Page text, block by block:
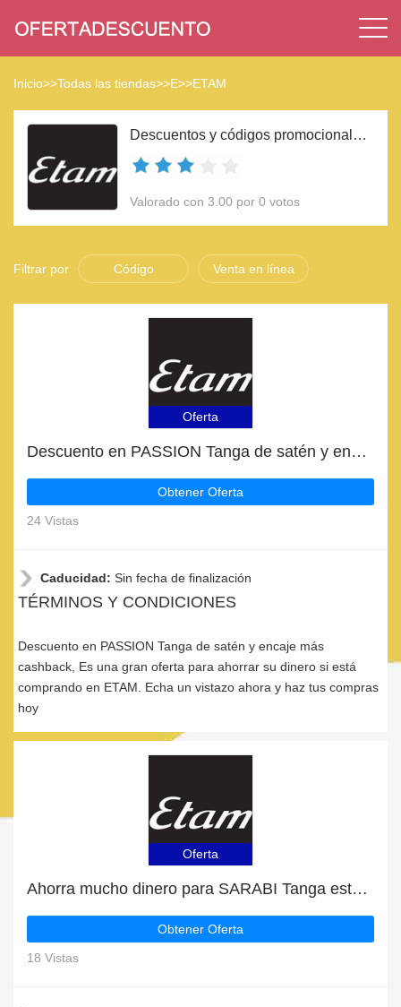
Inicio>>Todas las tiendas>>E>>ETAM
Descuentos y códigos promocionales ETAM 2023
Valorado con 3.00 por 0 votos
Filtrar por Código Venta en línea
Oferta
Descuento en PASSION Tanga de satén y encaje más cashback
Obtener Oferta
24 Vistas
Caducidad: Sin fecha de finalización
TÉRMINOS Y CONDICIONES
Descuento en PASSION Tanga de satén y encaje más
cashback, Es una gran oferta para ahorrar su dinero si está
comprando en ETAM. Echa un vistazo ahora y haz tus compras
hoy
Oferta
Ahorra mucho dinero para SARABI Tanga estampado cebra | caduca pronto
Obtener Oferta
18 Vistas